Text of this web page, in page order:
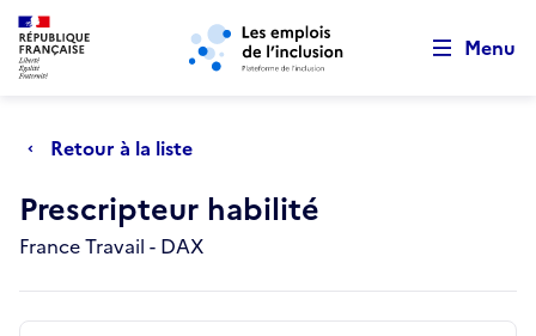
Aller au menu principal Aller au contenu principal
Menu
Retour à la liste
Prescripteur habilité
France Travail - DAX
Retour au début de la page
Panneau de gestion des cookies